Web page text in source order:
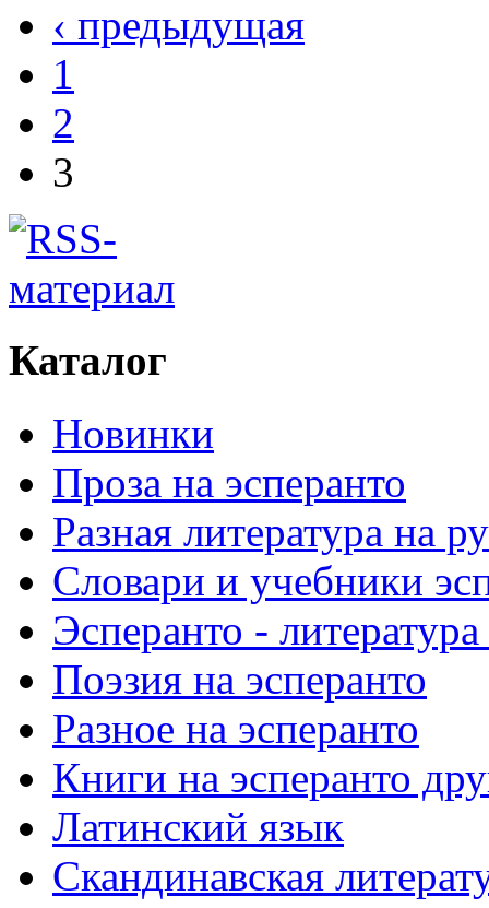
‹ предыдущая
1
2
3
Каталог
Новинки
Проза на эсперанто
Разная литература на
Словари и учебники
Эсперанто -
Поэзия на эсперанто
Разное на эсперанто
Книги на эсперанто
Латинский язык
Скандинавская